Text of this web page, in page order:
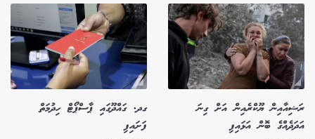
ރަޝިއާއިން ޔޫކްރެއިން އަށް ގިނަ
އަދަދެއްގެ ބޮން އަޅައިފި
ގދ. ގައްދޫގައި ޕާސްޕޯޓް ހިދުމަތް
ފަށައިފި